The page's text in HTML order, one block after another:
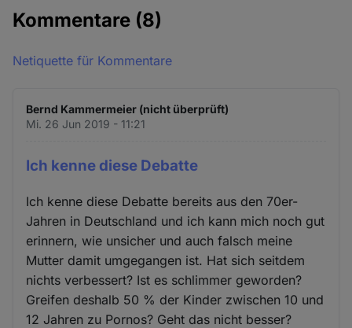
Kommentare (8)
Netiquette für Kommentare
Bernd Kammermeier (nicht überprüft)
Mi. 26 Jun 2019 - 11:21
Ich kenne diese Debatte
Ich kenne diese Debatte bereits aus den 70er-
Jahren in Deutschland und ich kann mich noch gut
erinnern, wie unsicher und auch falsch meine
Mutter damit umgegangen ist. Hat sich seitdem
nichts verbessert? Ist es schlimmer geworden?
Greifen deshalb 50 % der Kinder zwischen 10 und
12 Jahren zu Pornos? Geht das nicht besser?